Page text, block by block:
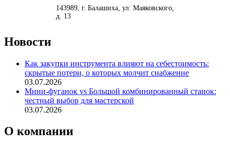
143989 , г. Балашиха ул. Маяковского,
д. 13
Новости
Как закупки инструмента влияют на себестоимость:
скрытые потери, о которых молчит снабжение
03.07.2026
Мини-фуганок vs Большой комбинированный станок:
честный выбор для мастерской
03.07.2026
О компании